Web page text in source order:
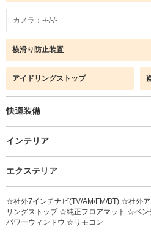
カメラ：-/-/-/-
横滑り防止装置
アイドリングストップ
快適装備
インテリア
エクステリア
☆社外7インチナビ(TV/AM/FM/BT) ☆社外
リングストップ ☆純正フロアマット ☆ベ
パワーウィンドウ ☆リモコン